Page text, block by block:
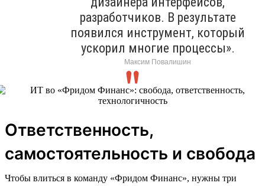
разработчиков. В результате
появился инструмент, который
ускорил многие процессы».
Максим Повалишин
Ответственность,
самостоятельность и свобода
Чтобы влиться в команду «Фридом Финанс», нужны три